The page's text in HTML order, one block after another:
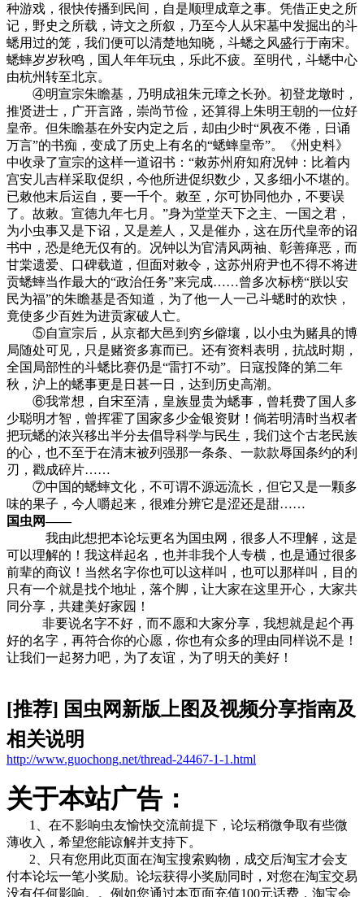
种游戏，很快传播到民间，自是顺理成章之事。凭借正史之所
记，野史之所载，诗文之所叙，乃至今人从宋墓中发掘出的斗
蟋用过的笼，我们便可以清楚地知晓，斗蟋之风盛行于南宋。
蟋蟀岁岁秋鸣，国人年年玩虫，乐此不疲。至明代，斗蟋中心
由杭州转至北京。
④明宣宗朱瞻基，乃明成祖朱元璋之长孙。初登龙墩时，
推贤进士，广开言路，崇尚节俭，还算得上朱明王朝的一位好
皇帝。但朱瞻基在外安内定之后，却由少时“夙夜不倦，日诵
万言”的书痴，变成了历史上有名的“蟋蟀皇帝”。《州史料》
中收录了宣宗的这样一道诏书：“敕苏州府知府况钟：比着内
宫安儿吉样采取促织，今他所进促织数少，又多细小不堪的。
已敕他末后运自，要一千个。敕至，尔可协同他办，不要误
了。故敕。宣德九年七月。”身为堂堂天下之主、一国之君，
为小虫事又是下诏，又是差人，又是催办，这在历代皇帝的诏
书中，恐是绝无仅有的。况钟以为官清风两袖、彰善瘅恶，而
甘棠遗爱、口碑载道，但面对敕令，这苏州府尹也不得不将进
贡蟋蟀当作最大的“政治任务”来完成……曾多次标榜“朕以安
民为福”的朱瞻基是否知道，为了他一人一己斗蟋时的欢快，
竟使多少百姓为进贡家破人亡。
⑤自宣宗后，从京都大邑到穷乡僻壤，以小虫为赌具的博
局随处可见，只是赌资多寡而已。还有资料表明，抗战时期，
全国局部性的斗蟋比赛仍是“雷打不动”。日寇投降的第二年
秋，沪上的蟋事更是日甚一日，达到历史高潮。
⑥我常想，自宋至清，皇族显贵为蟋事，曾耗费了国人多
少聪明才智，曾挥霍了国家多少金银资财！倘若明清时当权者
把玩蟋的浓兴移出半分去倡导科学与民生，我们这个古老民族
的心，也不至于在清末被列强那一条条、一款款辱国条约的利
刃，戳成碎片……
⑦中国的蟋蟀文化，不可谓不源远流长，但它又是一颗多
味的果子，今人嚼起来，很难分辨它是涩还是甜……
国虫网——
我由此想把本论坛更名为国虫网，很多人不理解，这是
可以理解的！我这样起名，也并非我个人专横，也是通过很多
前辈的商议！当然名字你也可以这样叫，也可以那样叫，目的
只有一个就是找个地址，落个脚，让大家在这里开心，大家共
同分享，共建美好家园！
非要说名字不好，而不愿和大家分享，我想就是起个再
好的名字，再符合你的心愿，你也有众多的理由同样说不是！
让我们一起努力吧，为了友谊，为了明天的美好！
[推荐] 国虫网新版上图及视频分享指南及
相关说明
http://www.guochong.net/thread-24467-1-1.html
关于本站广告：
1、在不影响虫友愉快交流前提下，论坛稍微争取有些微
薄收入，希望您能谅解并支持下。
2、只有您用此页面在淘宝搜索购物，成交后淘宝才会支
付本论坛一笔小奖励。论坛获得小奖励同时，对您在淘宝交易
没有任何影响。。例如您通过本页面充值100元话费，淘宝会